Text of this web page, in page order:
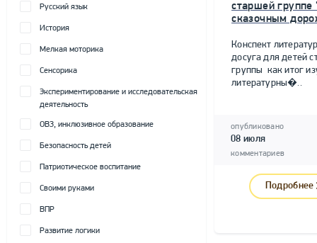
Русский язык
История
Мелкая моторика
Сенсорика
Экспериментирование и исследовательская
деятельность
ОВЗ, инклюзивное образование
Безопасность детей
Патриотическое воспитание
Своими руками
ВПР
Развитие логики
старшей группе
сказочным
Конспект
досуга для детей
группы как итог
литературны�..
опубликовано
08 июля
комментариев
Подробнее